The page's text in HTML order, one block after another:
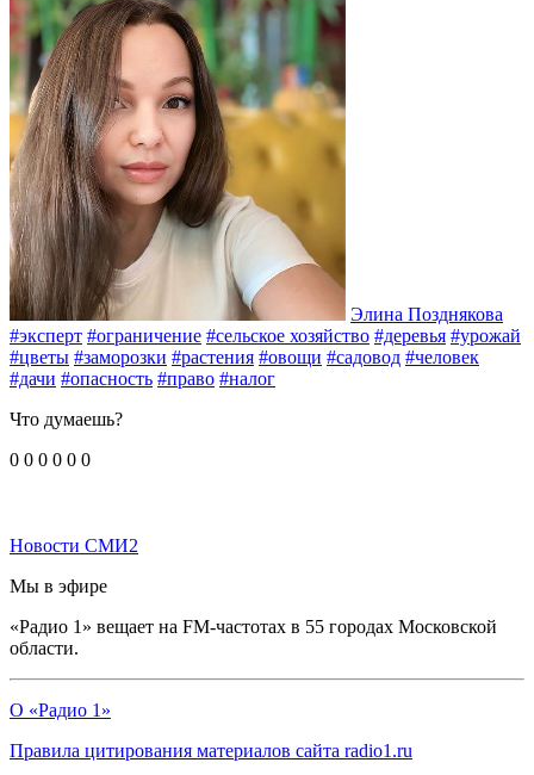
Элина Позднякова
#эксперт #ограничение #сельское хозяйство #деревья #урожай
#цветы #заморозки #растения #овощи #садовод #человек
#дачи #опасность #право #налог
Что думаешь?
0 0 0 0 0 0
Новости СМИ2
Мы в эфире
«Радио 1» вещает на FM-частотах в 55 городах Московской
области.
О «Радио 1»
Правила цитирования материалов сайта radio1.ru